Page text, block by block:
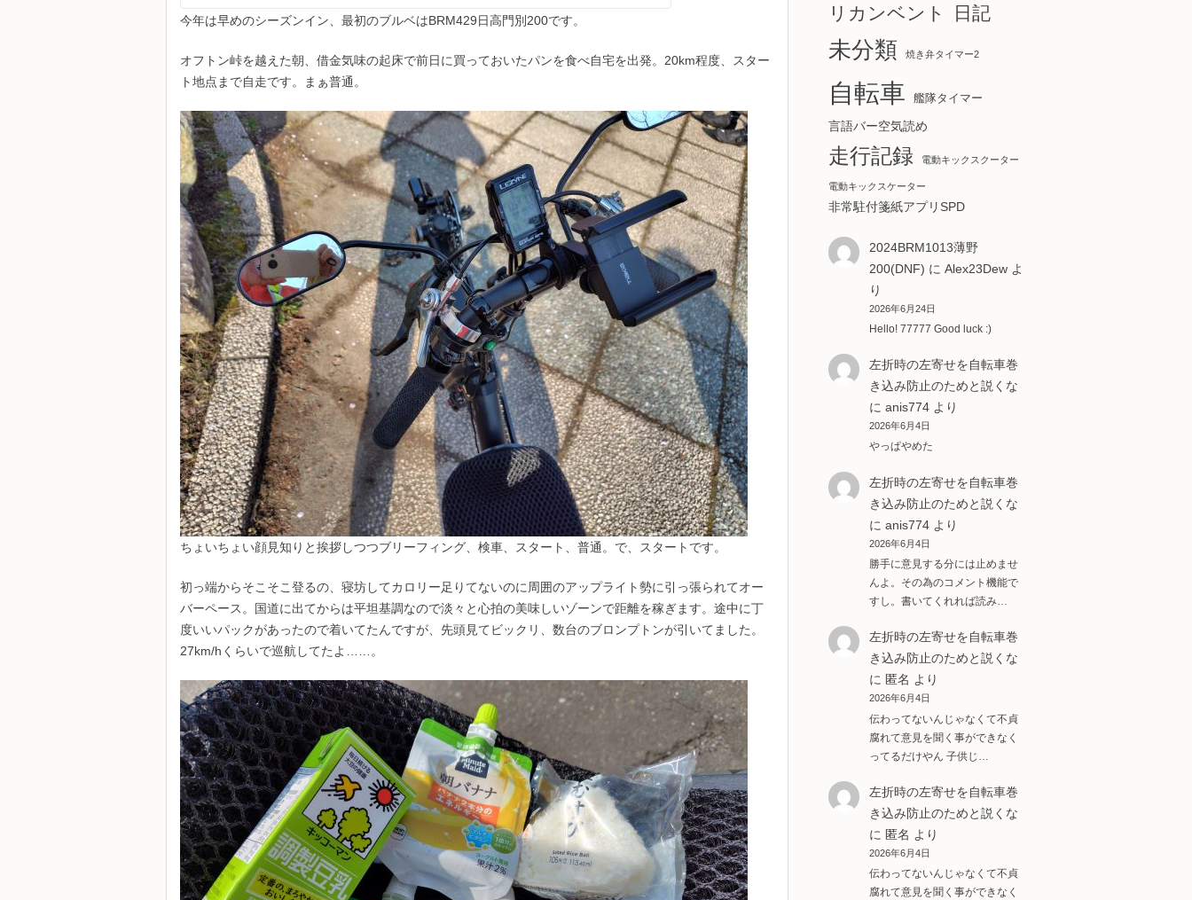
今年は早めのシーズンイン、最初のブルベはBRM429日高門別200です。
オフトン峠を越えた朝、借金気味の起床で前日に買っておいたパンを食べ自宅を出発。20km程度、スター
ト地点まで自走です。まぁ普通。
ちょいちょい顔見知りと挨拶しつつブリーフィング、検車、スタート、普通。で、スタートです。
初っ端からそこそこ登るの、寝坊してカロリー足りてないのに周囲のアップライト勢に引っ張られてオー
バーペース。国道に出てからは平坦基調なので淡々と心拍の美味しいゾーンで距離を稼ぎます。途中に丁
度いいパックがあったので着いてたんですが、先頭見てビックリ、数台のブロンプトンが引いてました。
27km/hくらいで巡航してたよ……。
リカンベント 日記
未分類 焼き弁タイマー2
自転車 艦隊タイマー
言語バー空気読め
走行記録 電動キックスクーター
電動キックスケーター
非常駐付箋紙アプリSPD
2024BRM1013薄野
200(DNF) に Alex23Dewよ
り
2026年6月24日
Hello! 77777 Good luck :)
左折時の左寄せを自転車巻
き込み防止のためと説くな
に anis774より
2026年6月4日
やっぱやめた
左折時の左寄せを自転車巻
き込み防止のためと説くな
に anis774より
2026年6月4日
勝手に意見する分には止めませ
んよ。その為のコメント機能で
すし。書いてくれれば読み…
左折時の左寄せを自転車巻
き込み防止のためと説くな
に 匿名 より
2026年6月4日
伝わってないんじゃなくて不貞
腐れて意見を聞く事ができなく
ってるだけやん 子供じ…
左折時の左寄せを自転車巻
き込み防止のためと説くな
に 匿名 より
2026年6月4日
伝わってないんじゃなくて不貞
腐れて意見を聞く事ができなく